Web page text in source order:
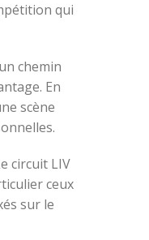
qui
chemin
En
scène
circuit LIV
ceux
sur le